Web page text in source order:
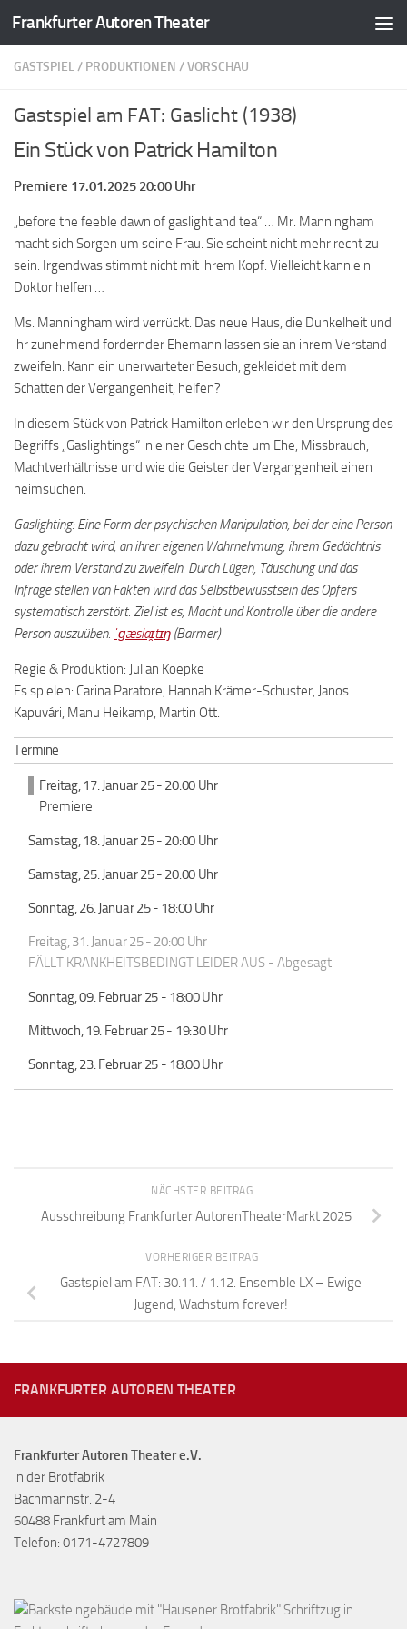
Zum Inhalt springen
Frankfurter Autoren Theater
GASTSPIEL/ PRODUKTIONEN /VORSCHAU
Gastspiel am FAT: Gaslicht (1938)
Ein Stück von Patrick Hamilton
Premiere 17.01.2025 20:00 Uhr
„before the feeble dawn of gaslight and tea“ … Mr. Manningham
macht sich Sorgen um seine Frau. Sie scheint nicht mehr recht zu
sein. Irgendwas stimmt nicht mit ihrem Kopf. Vielleicht kann ein
Doktor helfen …
Ms. Manningham wird verrückt. Das neue Haus, die Dunkelheit und
ihr zunehmend fordernder Ehemann lassen sie an ihrem Verstand
zweifeln. Kann ein unerwarteter Besuch, gekleidet mit dem
Schatten der Vergangenheit, helfen?
In diesem Stück von Patrick Hamilton erleben wir den Ursprung des
Begriffs „Gaslightings“ in einer Geschichte um Ehe, Missbrauch,
Machtverhältnisse und wie die Geister der Vergangenheit einen
heimsuchen.
Gaslighting: Eine Form der psychischen Manipulation, bei der eine Person
dazu gebracht wird, an ihrer eigenen Wahrnehmung, ihrem Gedächtnis
oder ihrem Verstand zu zweifeln. Durch Lügen, Täuschung und das
Infrage stellen von Fakten wird das Selbstbewusstsein des Opfers
systematisch zerstört. Ziel ist es, Macht und Kontrolle über die andere
Person auszuüben. ˈɡæslaɪ̯tɪŋ (Barmer)
Regie & Produktion: Julian Koepke
Es spielen: Carina Paratore, Hannah Krämer-Schuster, Janos
Kapuvári, Manu Heikamp, Martin Ott.
Termine
Freitag, 17. Januar 25 - 20:00 Uhr
Premiere
Samstag, 18. Januar 25 - 20:00 Uhr
Samstag, 25. Januar 25 - 20:00 Uhr
Sonntag, 26. Januar 25 - 18:00 Uhr
Freitag, 31. Januar 25 - 20:00 Uhr
FÄLLT KRANKHEITSBEDINGT LEIDER AUS - Abgesagt
Sonntag, 09. Februar 25 - 18:00 Uhr
Mittwoch, 19. Februar 25 - 19:30 Uhr
Sonntag, 23. Februar 25 - 18:00 Uhr
NÄCHSTER BEITRAG
Ausschreibung Frankfurter AutorenTheaterMarkt 2025
VORHERIGER BEITRAG
Gastspiel am FAT: 30.11. / 1.12. Ensemble LX – Ewige
Jugend, Wachstum forever!
FRANKFURTER AUTOREN THEATER
Frankfurter Autoren Theater e.V.
in der Brotfabrik
Bachmannstr. 2-4
60488 Frankfurt am Main
Telefon: 0171-4727809